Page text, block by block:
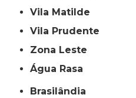
Vila Matilde
Vila Prudente
Zona Leste
Água Rasa
Brasilândia